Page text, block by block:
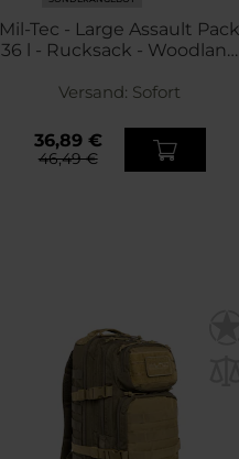
Mil-Tec - Large Assault Pack
36 l - Rucksack - Woodland
Versand: Sofort
36,89 €
46,49 €